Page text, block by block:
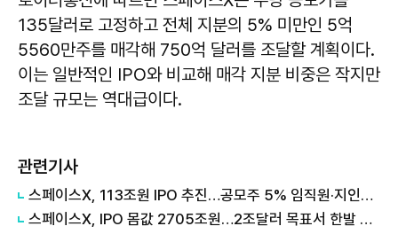
135달러로 고정하고 전체 지분의 5% 미만인 5억
5560만주를 매각해 750억 달러를 조달할 계획이다.
이는 일반적인 IPO와 비교해 매각 지분 비중은 작지만
조달 규모는 역대급이다.
관련기사
스페이스X, 113조원 IPO 추진…공모주 5% 임직원·지인에 배정
스페이스X, IPO 몸값 2705조원…2조달러 목표서 한발 후퇴